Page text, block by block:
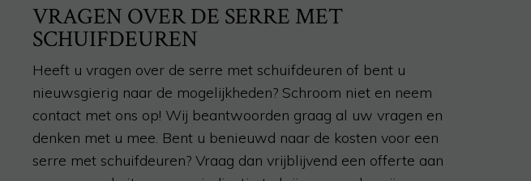
VRAGEN OVER DE SERRE MET
SCHUIFDEUREN
Heeft u vragen over de serre met schuifdeuren of bent u
nieuwsgierig naar de mogelijkheden? Schroom niet en neem
contact met ons op! Wij beantwoorden graag al uw vragen en
denken met u mee. Bent u benieuwd naar de kosten voor een
serre met schuifdeuren? Vraag dan vrijblijvend een offerte aan